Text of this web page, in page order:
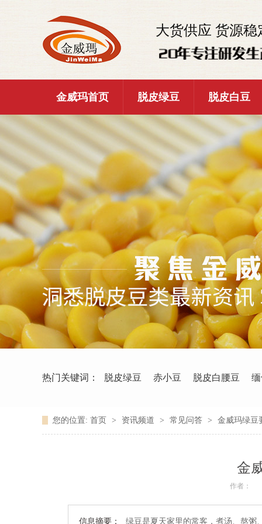
大货供应 货源稳
金威玛首页 脱皮绿豆 脱皮白豆
热门关键词： 脱皮绿豆 赤小豆 脱皮白腰豆
您的位置: 首页 > 资讯频道 > 常见问答 > 金威玛绿豆
金
作者：
信息摘要： 绿豆是夏天家里的常客，煮汤、熬粥